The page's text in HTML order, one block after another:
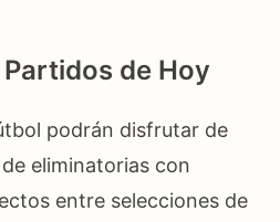
de Hoy
podrán disfrutar de
eliminatorias con
entre selecciones de